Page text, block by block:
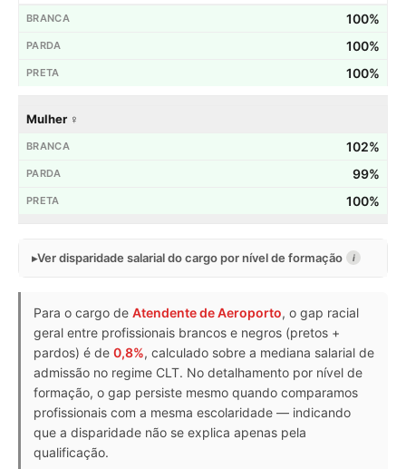
100%
100%
100%
Mulher ♀
102%
99%
100%
Ver disparidade salarial do cargo por nível de formação i
Para o cargo de Atendente de Aeroporto, o gap racial
geral entre profissionais brancos e negros (pretos +
pardos) é de 0,8%, calculado sobre a mediana salarial de
admissão no regime CLT. No detalhamento por nível de
formação, o gap persiste mesmo quando comparamos
profissionais com a mesma escolaridade — indicando
que a disparidade não se explica apenas pela
qualificação.